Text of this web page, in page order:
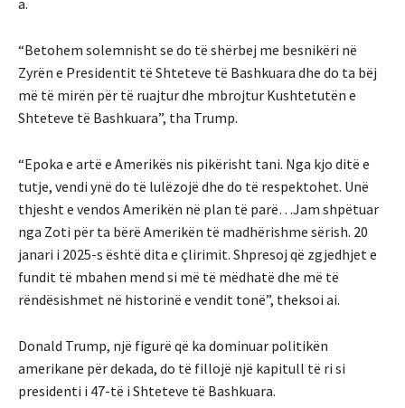
“Betohem solemnisht se do të shërbej me besnikëri në
Zyrën e Presidentit të Shteteve të Bashkuara dhe do ta bëj
më të mirën për të ruajtur dhe mbrojtur Kushtetutën e
Shteteve të Bashkuara”, tha Trump.
“Epoka e artë e Amerikës nis pikërisht tani. Nga kjo ditë e
tutje, vendi ynë do të lulëzojë dhe do të respektohet. Unë
thjesht e vendos Amerikën në plan të parë…Jam shpëtuar
nga Zoti për ta bërë Amerikën të madhërishme sërish. 20
janari i 2025-s është dita e çlirimit. Shpresoj që zgjedhjet e
fundit të mbahen mend si më të mëdhatë dhe më të
rëndësishmet në historinë e vendit tonë”, theksoi ai.
Donald Trump, një figurë që ka dominuar politikën
amerikane për dekada, do të fillojë një kapitull të ri si
presidenti i 47-të i Shteteve të Bashkuara.